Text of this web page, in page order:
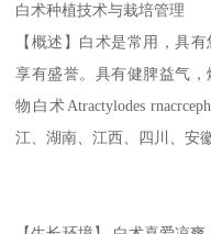
白术种植技术与栽培管理
【概述】白术是常用，具
享有盛誉。具有健脾益气
物白术Atractylodes
江、湖南、江西、四川、安